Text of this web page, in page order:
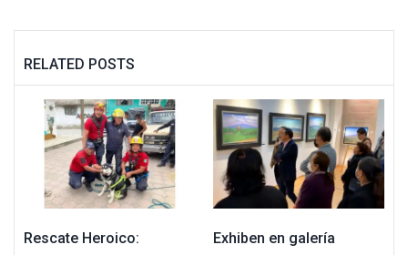
RELATED POSTS
Rescate Heroico:
Exhiben en galería